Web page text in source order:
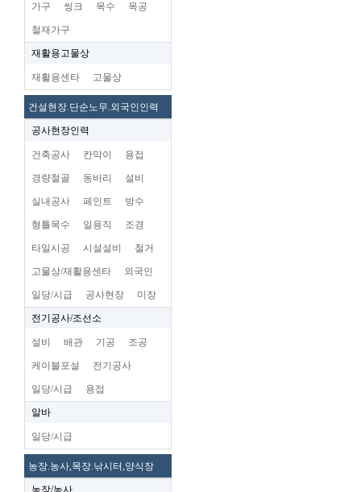
가구 씽크 목수 목공
철재가구
재활용고물상
재활용센타 고물상
건설현장.단순노무.외국인인력
공사현장인력
건축공사 칸막이 용접
경량철골 동바리 설비
실내공사 페인트 방수
형틀목수 일용직 조경
타일시공 시설설비 철거
고물상/재활용센타 외국인
일당/시급 공사현장 미장
전기공사/조선소
설비 배관 기공 조공
케이블포설 전기공사
일당/시급 용접
알바
일당/시급
농장.농사,목장.낚시터,양식장
농장/농사